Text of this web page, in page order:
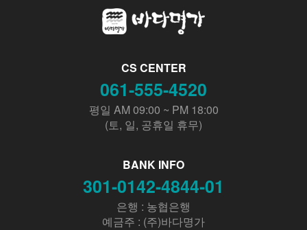
CS CENTER
061-555-4520
평일 AM 09:00 ~ PM 18:00
(토, 일, 공휴일 휴무)
BANK INFO
301-0142-4844-01
은행 : 농협은행
예금주 : (주)바다명가